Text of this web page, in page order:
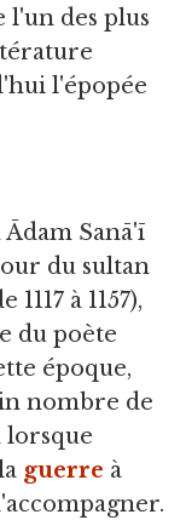
l'un des plus
l'épopée
Sanā'ī
du sultan
à 1157),
du poète
époque,
nombre de
lorsque
guerre à